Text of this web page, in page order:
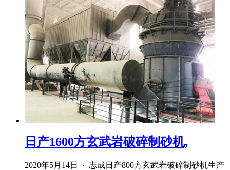
日产1600方玄武岩破碎制砂机,
2020年5月14日 · 志成日产800方玄武岩破碎制砂机生产